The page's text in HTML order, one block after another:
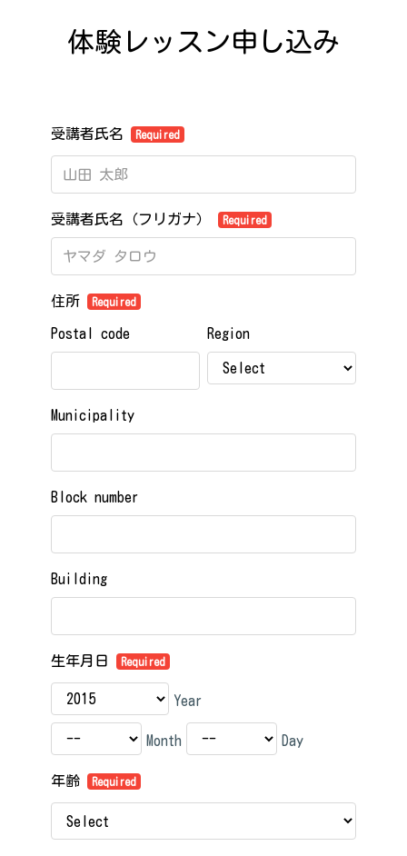
体験レッスン申し込み
受講者氏名 Required
受講者氏名（フリガナ） Required
住所 Required
Postal code Region
Municipality
Block number
Building
生年月日 Required
Year
Month Day
年齢 Required